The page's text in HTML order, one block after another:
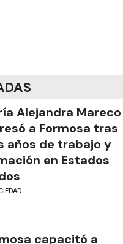
Alejandra Mareco
a Formosa tras
años de trabajo y
en Estados
capacitó a